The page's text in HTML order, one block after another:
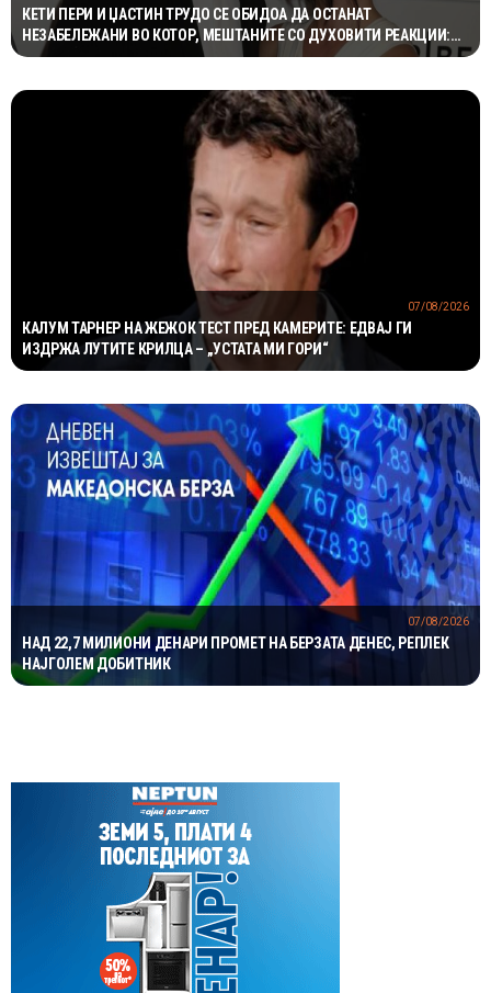
КЕТИ ПЕРИ И ЏАСТИН ТРУДО СЕ ОБИДОА ДА ОСТАНАТ
НЕЗАБЕЛЕЖАНИ ВО КОТОР, МЕШТАНИТЕ СО ДУХОВИТИ РЕАКЦИИ:
„НИКОЈ НЕ БИ ГИ ПРЕПОЗНАЛ“
КАЛУМ ТАРНЕР НА ЖЕЖОК ТЕСТ ПРЕД КАМЕРИТЕ: ЕДВАЈ ГИ
ИЗДРЖА ЛУТИТЕ КРИЛЦА – „УСТАТА МИ ГОРИ“
07/08/2026
НАД 22,7 МИЛИОНИ ДЕНАРИ ПРОМЕТ НА БЕРЗАТА ДЕНЕС, РЕПЛЕК
НАЈГОЛЕМ ДОБИТНИК
07/08/2026